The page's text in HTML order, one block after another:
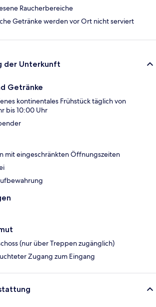
Raucherbereiche
Getränke werden vor Ort nicht serviert
der Unterkunft
Getränke
kontinentales Frühstück täglich von
bis 10:00 Uhr
mit eingeschränkten Öffnungszeiten
(nur über Treppen zugänglich)
Zugang zum Eingang